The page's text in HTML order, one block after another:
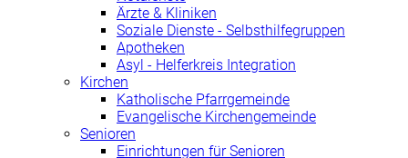
Ärzte & Kliniken
Soziale Dienste - Selbsthilfegruppen
Apotheken
Asyl - Helferkreis Integration
Kirchen
Katholische Pfarrgemeinde
Evangelische Kirchengemeinde
Senioren
Einrichtungen für Senioren